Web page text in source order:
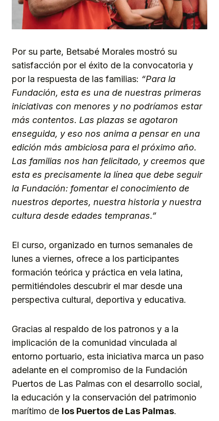
Por su parte, Betsabé Morales mostró su
satisfacción por el éxito de la convocatoria y
por la respuesta de las familias: “Para la
Fundación, esta es una de nuestras primeras
iniciativas con menores y no podríamos estar
más contentos. Las plazas se agotaron
enseguida, y eso nos anima a pensar en una
edición más ambiciosa para el próximo año.
Las familias nos han felicitado, y creemos que
esta es precisamente la línea que debe seguir
la Fundación: fomentar el conocimiento de
nuestros deportes, nuestra historia y nuestra
cultura desde edades tempranas.”
El curso, organizado en turnos semanales de
lunes a viernes, ofrece a los participantes
formación teórica y práctica en vela latina,
permitiéndoles descubrir el mar desde una
perspectiva cultural, deportiva y educativa.
Gracias al respaldo de los patronos y a la
implicación de la comunidad vinculada al
entorno portuario, esta iniciativa marca un paso
adelante en el compromiso de la Fundación
Puertos de Las Palmas con el desarrollo social,
la educación y la conservación del patrimonio
marítimo de los Puertos de Las Palmas.